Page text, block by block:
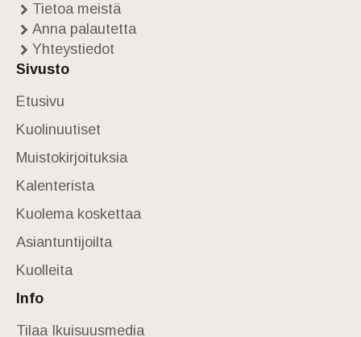
Tietoa meistä
Anna palautetta
Yhteystiedot
Sivusto
Etusivu
Kuolinuutiset
Muistokirjoituksia
Kalenterista
Kuolema koskettaa
Asiantuntijoilta
Kuolleita
Info
Tilaa Ikuisuusmedia